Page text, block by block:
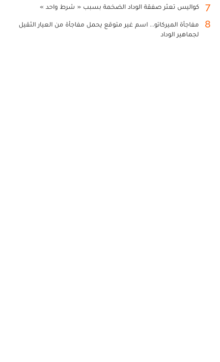
7 كواليس تعثر صفقة الوداد الضخمة بسبب « شرط واحد »
8
مفاجأة الميركاتو... اسم غير متوقع يحمل مفاجأة من العيار الثقيل
لجماهير الوداد